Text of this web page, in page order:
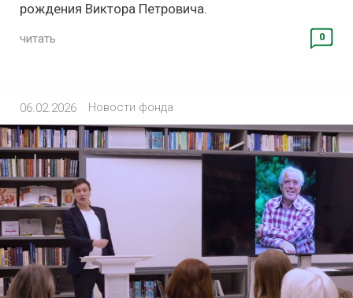
рождения Виктора Петровича.
читать 0
06.02.2026 Новости фонда